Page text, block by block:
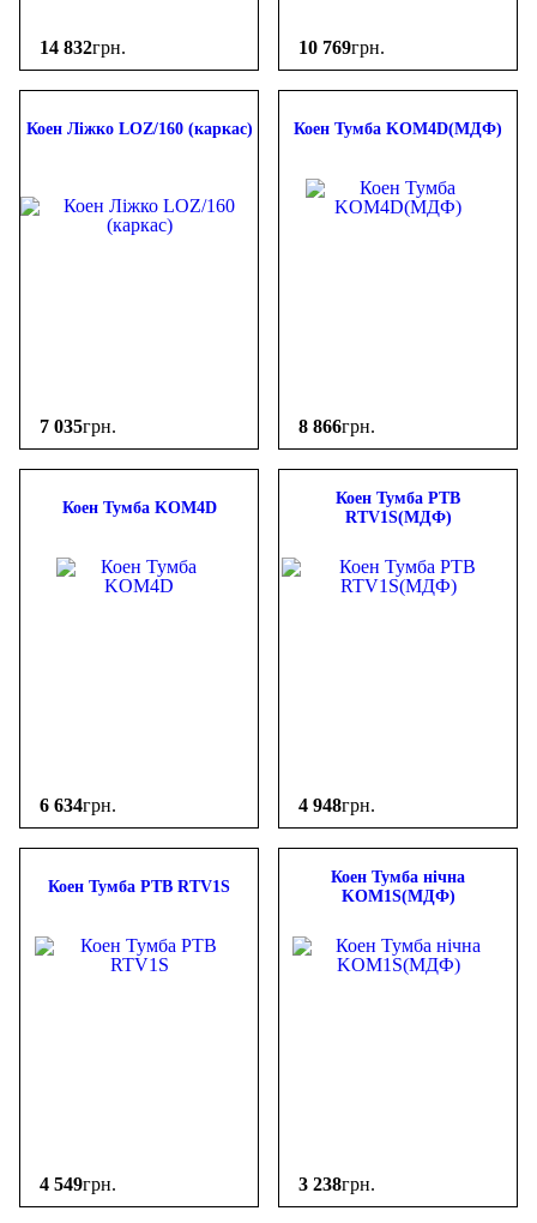
14 832грн. 10 769грн.
Коен Ліжко LOZ/160 (каркас)
7 035грн.
Коен Тумба KOM4D(МДФ)
8 866грн.
Коен Тумба KOM4D
6 634грн.
Коен Тумба РТВ
RTV1S(МДФ)
4 948грн.
Коен Тумба РТВ RTV1S
4 549грн.
Коен Тумба нічна
KOM1S(МДФ)
3 238грн.